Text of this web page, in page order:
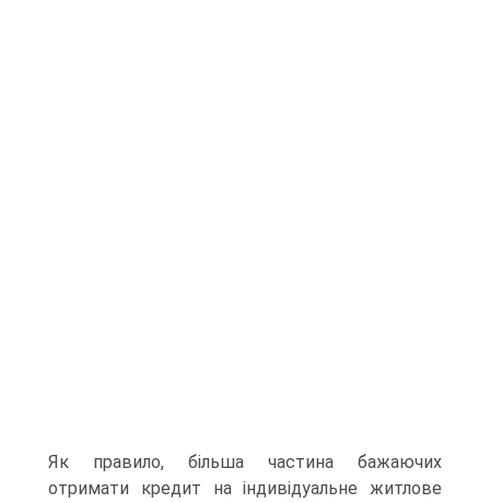
Як правило, більша частина бажаючих
отримати кредит на індивідуальне житлове